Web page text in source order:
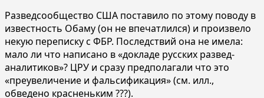
Разведсообщество США поставило по этому поводу в
известность Обаму (он не впечатлился) и произвело
некую переписку с ФБР. Последствий она не имела:
мало ли что написано в «докладе русских развед-
аналитиков»? ЦРУ и сразу предполагали что это
«преувеличение и фальсификация» (см. илл.,
обведено красненьким ???).